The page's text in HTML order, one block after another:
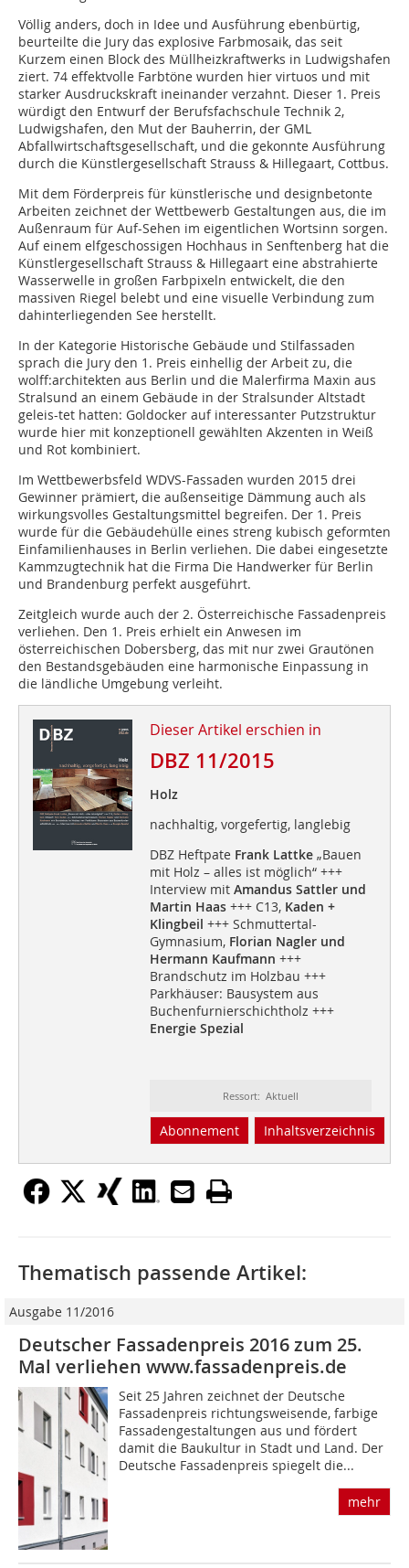
Völlig anders, doch in Idee und Ausführung ebenbürtig,
beurteilte die Jury das explosive Farbmosaik, das seit
Kurzem einen Block des Müllheizkraftwerks in Ludwigshafen
ziert. 74 effektvolle Farbtöne wurden hier virtuos und mit
starker Ausdruckskraft ineinander verzahnt. Dieser 1. Preis
würdigt den Entwurf der Berufsfachschule Technik 2,
Ludwigshafen, den Mut der Bauherrin, der GML
Abfallwirtschaftsgesellschaft, und die gekonnte Ausführung
durch die Künstlergesellschaft Strauss & Hillegaart, Cottbus.
Mit dem Förderpreis für künstlerische und designbetonte
Arbeiten zeichnet der Wettbewerb Gestaltungen aus, die im
Außenraum für Auf-Sehen im eigentlichen Wortsinn sorgen.
Auf einem elfgeschossigen Hochhaus in Senftenberg hat die
Künstlergesellschaft Strauss & Hillegaart eine abstrahierte
Wasserwelle in großen Farbpixeln entwickelt, die den
massiven Riegel belebt und eine visuelle Verbindung zum
dahinterliegenden See herstellt.
In der Kategorie Historische Gebäude und Stilfassaden
sprach die Jury den 1. Preis einhellig der Arbeit zu, die
wolff:architekten aus Berlin und die Malerfirma Maxin aus
Stralsund an einem Gebäude in der Stralsunder Altstadt
geleis-tet hatten: Goldocker auf interessanter Putzstruktur
wurde hier mit konzeptionell gewählten Akzenten in Weiß
und Rot kombiniert.
Im Wettbewerbsfeld WDVS-Fassaden wurden 2015 drei
Gewinner prämiert, die außenseitige Dämmung auch als
wirkungsvolles Gestaltungsmittel begreifen. Der 1. Preis
wurde für die Gebäudehülle eines streng kubisch geformten
Einfamilienhauses in Berlin verliehen. Die dabei eingesetzte
Kammzugtechnik hat die Firma Die Handwerker für Berlin
und Brandenburg perfekt ausgeführt.
Zeitgleich wurde auch der 2. Österreichische Fassadenpreis
verliehen. Den 1. Preis erhielt ein Anwesen im
österreichischen Dobersberg, das mit nur zwei Grautönen
den Bestandsgebäuden eine harmonische Einpassung in
die ländliche Umgebung verleiht.
Dieser Artikel erschien in
DBZ 11/2015
Holz
nachhaltig, vorgefertig, langlebig
DBZ Heftpate Frank Lattke„Bauen
mit Holz – alles ist möglich“ +++
Interview mitAmandus Sattler und
Martin Haas+++ C13, Kaden +
Klingbeil +++ Schmuttertal-
Gymnasium, Florian Nagler und
Hermann Kaufmann +++
Brandschutz im Holzbau +++
Parkhäuser: Bausystem aus
Buchenfurnierschichtholz +++
Energie Spezial
Ressort: Aktuell
Abonnement Inhaltsverzeichnis
Thematisch passende Artikel:
Ausgabe 11/2016
Deutscher Fassadenpreis 2016 zum 25.
Mal verliehen www.fassadenpreis.de
Seit 25 Jahren zeichnet der Deutsche
Fassadenpreis richtungsweisende, farbige
Fassadengestaltungen aus und fördert
damit die Baukultur in Stadt und Land. Der
Deutsche Fassadenpreis spiegelt die...
mehr